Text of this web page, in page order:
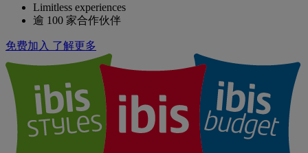
Limitless experiences
逾 100 家合作伙伴
免费加入 了解更多